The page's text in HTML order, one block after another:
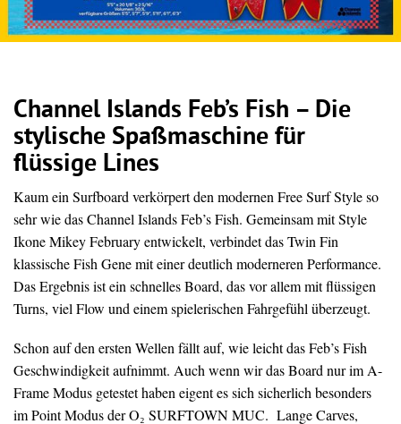
Channel Islands Feb’s Fish – Die
stylische Spaßmaschine für
flüssige Lines
Kaum ein Surfboard verkörpert den modernen Free Surf Style so
sehr wie das Channel Islands Feb’s Fish. Gemeinsam mit Style
Ikone Mikey February entwickelt, verbindet das Twin Fin
klassische Fish Gene mit einer deutlich moderneren Performance.
Das Ergebnis ist ein schnelles Board, das vor allem mit flüssigen
Turns, viel Flow und einem spielerischen Fahrgefühl überzeugt.
Schon auf den ersten Wellen fällt auf, wie leicht das Feb’s Fish
Geschwindigkeit aufnimmt. Auch wenn wir das Board nur im A-
Frame Modus getestet haben eigent es sich sicherlich besonders
im Point Modus der O₂ SURFTOWN MUC. Lange Carves,